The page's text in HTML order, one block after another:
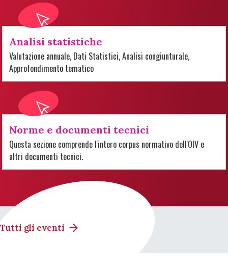
Analisi statistiche
Valutazione annuale, Dati Statistici, Analisi congiunturale,
Approfondimento tematico
Norme e documenti tecnici
Questa sezione comprende l'intero corpus normativo dell'OIV e
altri documenti tecnici.
Tutti gli eventi